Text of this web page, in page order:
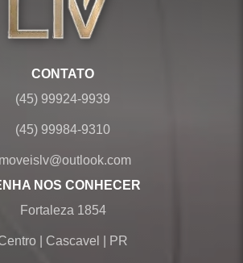
CONTATO
(45) 99924-9939
(45) 99984-9310
NOS CONHECER
Fortaleza 1854
Cascavel PR